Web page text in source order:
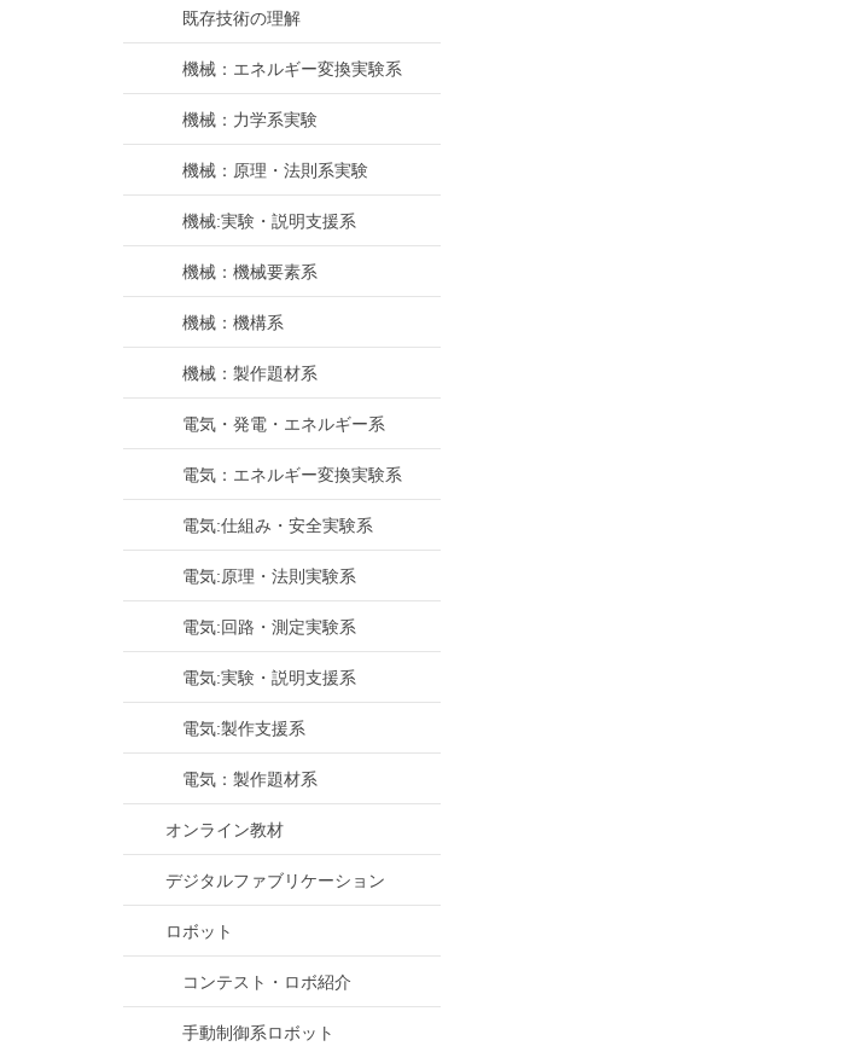
既存技術の理解
機械：エネルギー変換実験系
機械：力学系実験
機械：原理・法則系実験
機械:実験・説明支援系
機械：機械要素系
機械：機構系
機械：製作題材系
電気・発電・エネルギー系
電気：エネルギー変換実験系
電気:仕組み・安全実験系
電気:原理・法則実験系
電気:回路・測定実験系
電気:実験・説明支援系
電気:製作支援系
電気：製作題材系
オンライン教材
デジタルファブリケーション
ロボット
コンテスト・ロボ紹介
手動制御系ロボット